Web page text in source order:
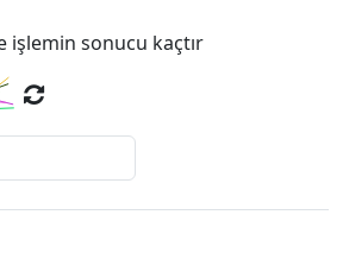
işlemin sonucu kaçtır